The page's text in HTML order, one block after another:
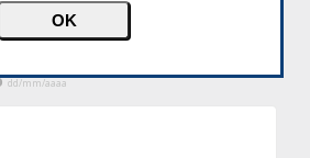
dd/mm/aaaa